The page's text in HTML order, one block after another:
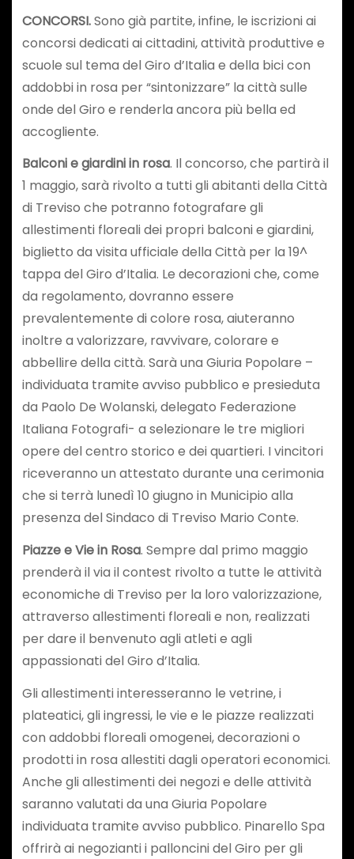
CONCORSI.Sono già partite, infine, le iscrizioni ai
concorsi dedicati ai cittadini, attività produttive e
scuole sul tema del Giro d’Italia e della bici con
addobbi in rosa per “sintonizzare” la città sulle
onde del Giro e renderla ancora più bella ed
accogliente.
Balconi e giardini in rosa. Il concorso, che partirà il
1 maggio, sarà rivolto a tutti gli abitanti della Città
di Treviso che potranno fotografare gli
allestimenti floreali dei propri balconi e giardini,
biglietto da visita ufficiale della Città per la 19^
tappa del Giro d’Italia. Le decorazioni che, come
da regolamento, dovranno essere
prevalentemente di colore rosa, aiuteranno
inoltre a valorizzare, ravvivare, colorare e
abbellire della città. Sarà una Giuria Popolare –
individuata tramite avviso pubblico e presieduta
da Paolo De Wolanski, delegato Federazione
Italiana Fotografi- a selezionare le tre migliori
opere del centro storico e dei quartieri. I vincitori
riceveranno un attestato durante una cerimonia
che si terrà lunedì 10 giugno in Municipio alla
presenza del Sindaco di Treviso Mario Conte.
Piazze e Vie in Rosa. Sempre dal primo maggio
prenderà il via il contest rivolto a tutte le attività
economiche di Treviso per la loro valorizzazione,
attraverso allestimenti floreali e non, realizzati
per dare il benvenuto agli atleti e agli
appassionati del Giro d’Italia.
Gli allestimenti interesseranno le vetrine, i
plateatici, gli ingressi, le vie e le piazze realizzati
con addobbi floreali omogenei, decorazioni o
prodotti in rosa allestiti dagli operatori economici.
Anche gli allestimenti dei negozi e delle attività
saranno valutati da una Giuria Popolare
individuata tramite avviso pubblico. Pinarello Spa
offrirà ai negozianti i palloncini del Giro per gli